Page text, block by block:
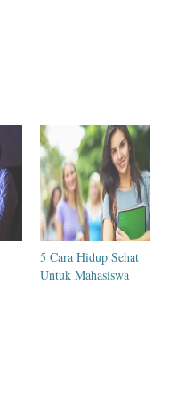
5 Cara Hidup Sehat
Untuk Mahasiswa